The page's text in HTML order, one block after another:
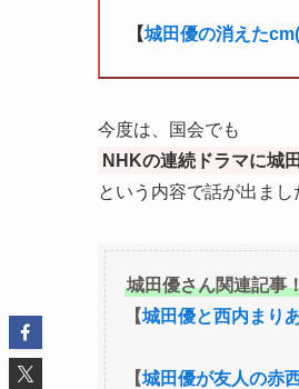
【城田優の消えた
今度は、国会でも
NHKの連続ドラマに城
という内容で話が出まし
城田優さん関連記事
【城田優と西内まり
【城田優が友人の赤